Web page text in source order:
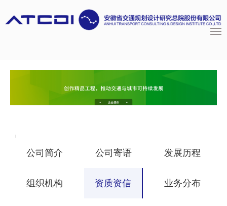
公司简介 公司寄语 发展历程
组织机构 资质资信 业务分布